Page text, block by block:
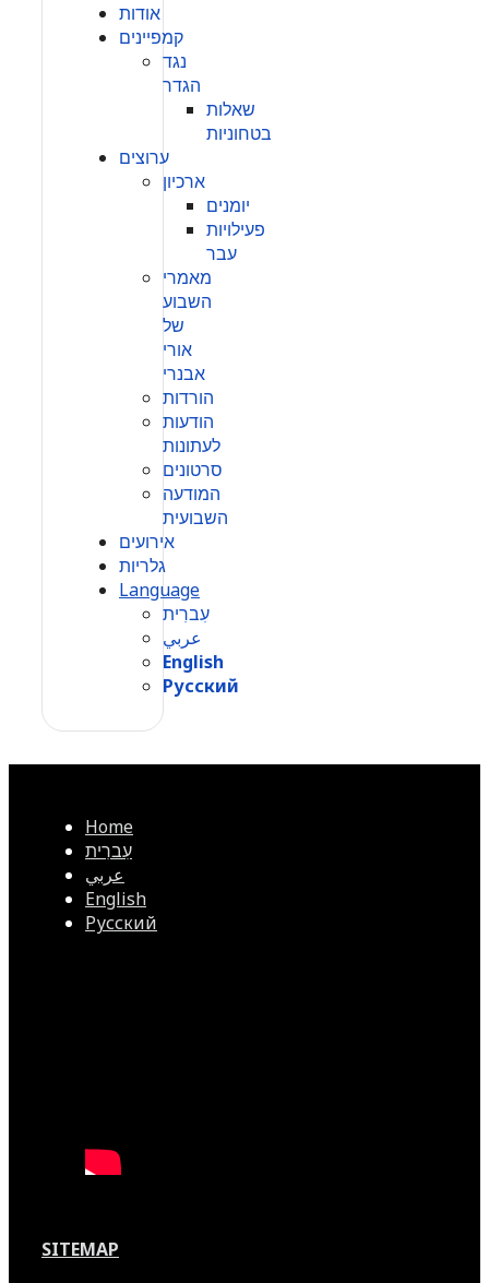
אודות
קמפיינים
נגד
הגדר
שאלות
בטחוניות
ערוצים
ארכיון
יומנים
פעילויות
עבר
מאמרי
השבוע
של
אורי
אבנרי
הורדות
הודעות
לעתונות
סרטונים
המודעה
השבועית
אירועים
גלריות
Language
עִברִית
عربي
English
Русский
Home
עִברִית
عربي
English
Русский
SITEMAP